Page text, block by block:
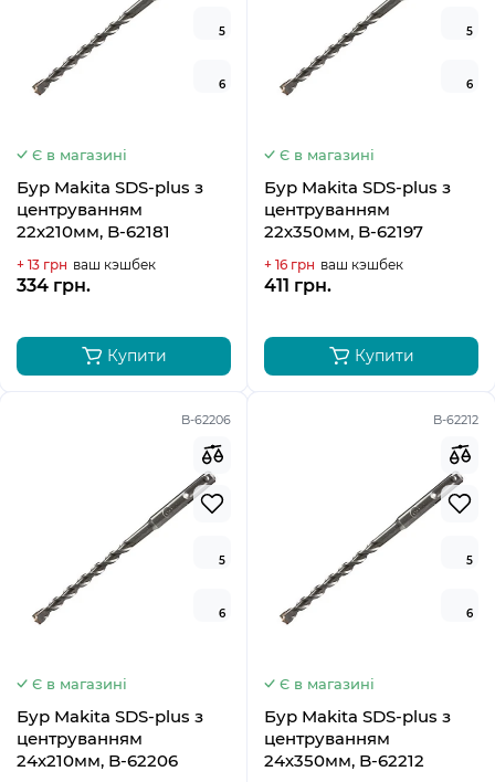
5
6
Є в магазині
Бур Makita SDS-plus з
центруванням
22х210мм, B-62181
+ 13 грн ваш кэшбек
334 грн.
Купити
5
6
Є в магазині
Бур Makita SDS-plus з
центруванням
22х350мм, B-62197
+ 16 грн ваш кэшбек
411 грн.
Купити
B-62206
5
6
Є в магазині
Бур Makita SDS-plus з
центруванням
24х210мм, B-62206
B-62212
5
6
Є в магазині
Бур Makita SDS-plus з
центруванням
24х350мм, B-62212